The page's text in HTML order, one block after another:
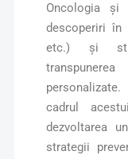
Oncologia și
descoperiri în
etc.) și
cadrul
dezvoltarea
strategii